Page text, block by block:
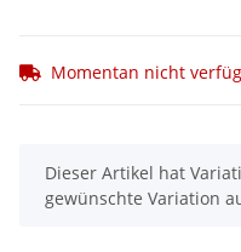
Momentan nicht
x
Dieser Artikel hat
gewünschte Variation